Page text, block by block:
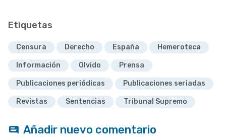
Etiquetas
Censura Derecho España Hemeroteca
Información Olvido Prensa
Publicaciones periódicas Publicaciones seriadas
Revistas Sentencias Tribunal Supremo
Añadir nuevo comentario